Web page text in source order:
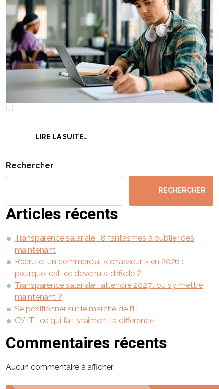
[…]
LIRE LA SUITE…
Rechercher
RECHERCHER
Articles récents
Transparence salariale : 8 fantasmes à oublier dès
maintenant
Recruter un commercial « chasseur » en 2026 :
pourquoi est-ce devenu si difficile ?
Transparence salariale : attendre 2027… ou s’y mettre
maintenant ?
Se positionner sur le marché de l’IT
CV IT : ce qui fait vraiment la différence
Commentaires récents
Aucun commentaire à afficher.